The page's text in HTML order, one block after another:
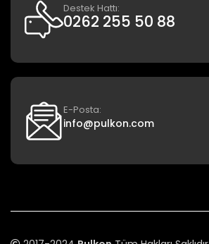
Destek Hattı:
0262 255 50 88
E-Posta:
info@pulkon.com